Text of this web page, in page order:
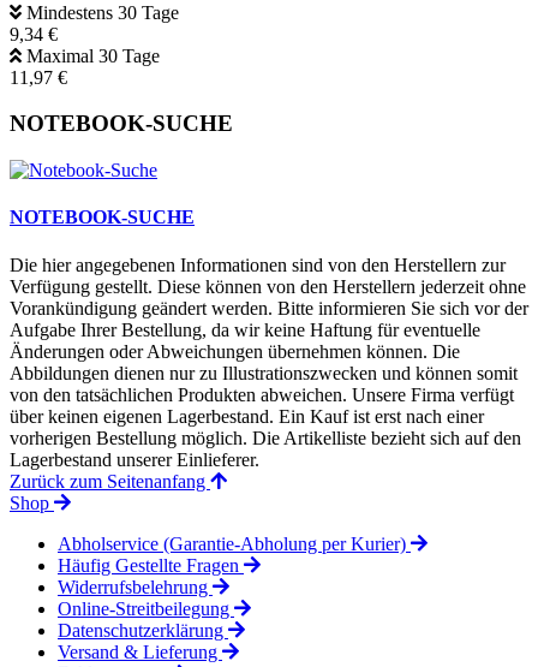
Mindestens 30 Tage
9,34 €
Maximal 30 Tage
11,97 €
NOTEBOOK-SUCHE
NOTEBOOK-SUCHE
Die hier angegebenen Informationen sind von den Herstellern zur
Verfügung gestellt. Diese können von den Herstellern jederzeit ohne
Vorankündigung geändert werden. Bitte informieren Sie sich vor der
Aufgabe Ihrer Bestellung, da wir keine Haftung für eventuelle
Änderungen oder Abweichungen übernehmen können. Die
Abbildungen dienen nur zu Illustrationszwecken und können somit
von den tatsächlichen Produkten abweichen. Unsere Firma verfügt
über keinen eigenen Lagerbestand. Ein Kauf ist erst nach einer
vorherigen Bestellung möglich. Die Artikelliste bezieht sich auf den
Lagerbestand unserer Einlieferer.
Zurück zum Seitenanfang
Shop
Abholservice (Garantie-Abholung per Kurier)
Häufig Gestellte Fragen
Widerrufsbelehrung
Online-Streitbeilegung
Datenschutzerklärung
Versand & Lieferung